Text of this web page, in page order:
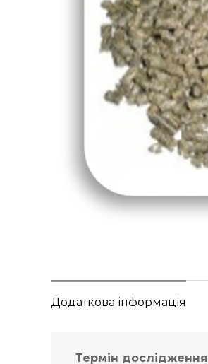
Додаткова інформація
Термін дослідження